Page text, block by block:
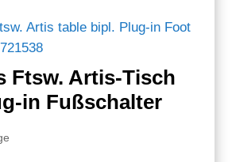
Ftsw. Artis-Tisch
in Fußschalter